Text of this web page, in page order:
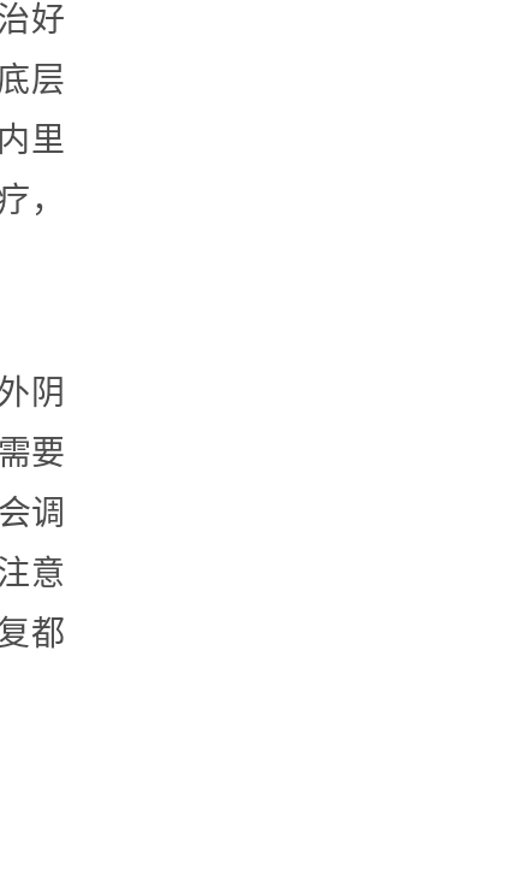
好
层
里
，
阴
要
调
意
都